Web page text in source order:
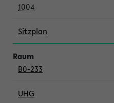
1004
Sitzplan
B0-233
UHG